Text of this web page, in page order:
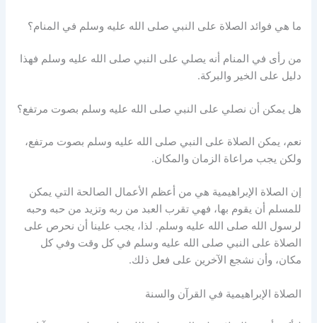
ما هي فوائد الصلاة على النبي صلى الله عليه وسلم في المنام؟
من رأى في المنام أنه يصلي على النبي صلى الله عليه وسلم فهذا
دليل على الخير والبركة.
هل يمكن أن نصلي على النبي صلى الله عليه وسلم بصوت مرتفع؟
نعم، يمكن الصلاة على النبي صلى الله عليه وسلم بصوت مرتفع،
ولكن يجب مراعاة الزمان والمكان.
إن الصلاة الإبراهيمية هي من أعظم الأعمال الصالحة التي يمكن
للمسلم أن يقوم بها، فهي تقرب العبد من ربه وتزيد من حبه وحبه
لرسول الله صلى الله عليه وسلم. لذا، يجب علينا أن نحرص على
الصلاة على النبي صلى الله عليه وسلم في كل وقت وفي كل
مكان، وأن نشجع الآخرين على فعل ذلك.
الصلاة الإبراهيمية في القرآن والسنة